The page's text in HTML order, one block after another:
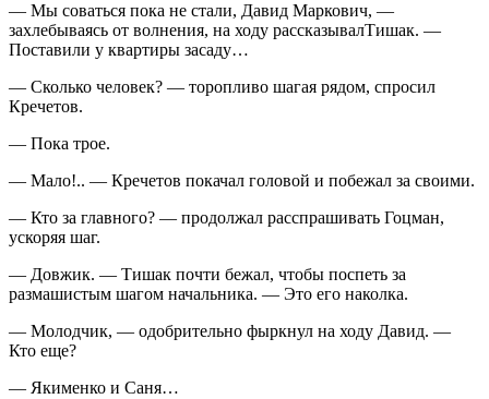
— Мы соваться пока не стали, Давид Маркович, —
захлебываясь от волнения, на ходу рассказывалТишак. —
Поставили у квартиры засаду…
— Сколько человек? — торопливо шагая рядом, спросил
Кречетов.
— Пока трое.
— Мало!.. — Кречетов покачал головой и побежал за своими.
— Кто за главного? — продолжал расспрашивать Гоцман,
ускоряя шаг.
— Довжик. — Тишак почти бежал, чтобы поспеть за
размашистым шагом начальника. — Это его наколка.
— Молодчик, — одобрительно фыркнул на ходу Давид. —
Кто еще?
— Якименко и Саня…